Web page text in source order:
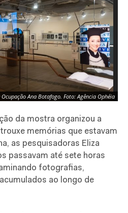
Ocupação Ana Botafogo. Foto: Agência Ophéia
da mostra organizou a
memórias que estavam
as pesquisadoras Eliza
passavam até sete horas
fotografias,
ao longo de